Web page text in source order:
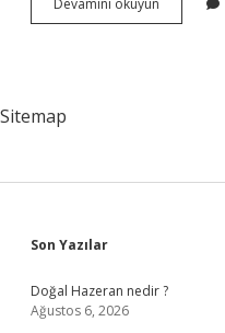
Devamını okuyun
Hangi
Sitemap
Sidebar
Son Yazılar
Doğal Hazeran nedir ?
Ağustos 6, 2026